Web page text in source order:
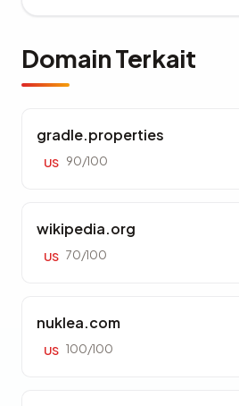
Domain Terkait
gradle.properties
US 90/100
wikipedia.org
US 70/100
nuklea.com
US 100/100